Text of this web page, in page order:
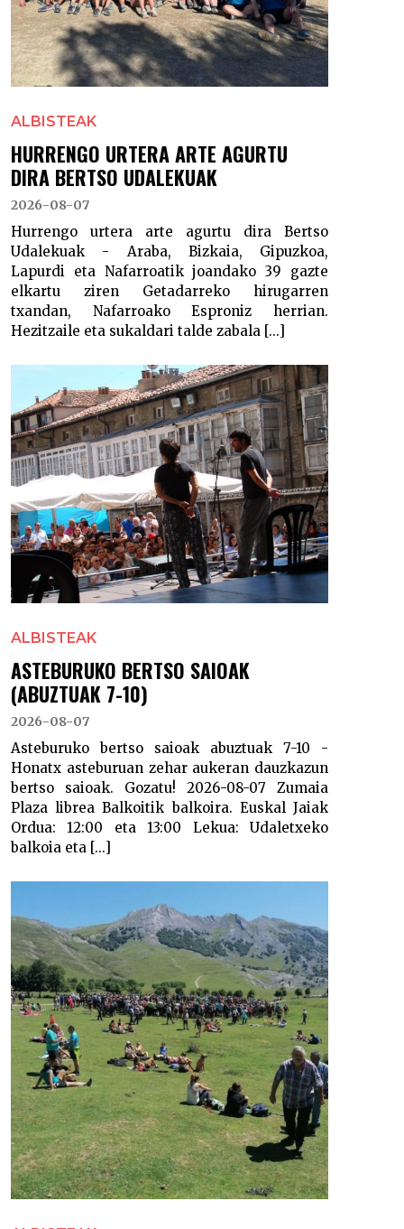
ALBISTEAK
HURRENGO URTERA ARTE AGURTU
DIRA BERTSO UDALEKUAK
2026-08-07
Hurrengo urtera arte agurtu dira Bertso
Udalekuak - Araba, Bizkaia, Gipuzkoa,
Lapurdi eta Nafarroatik joandako 39 gazte
elkartu ziren Getadarreko hirugarren
txandan, Nafarroako Esproniz herrian.
Hezitzaile eta sukaldari talde zabala [...]
ALBISTEAK
ASTEBURUKO BERTSO SAIOAK
(ABUZTUAK 7-10)
2026-08-07
Asteburuko bertso saioak abuztuak 7-10 -
Honatx asteburuan zehar aukeran dauzkazun
bertso saioak. Gozatu! 2026-08-07 Zumaia
Plaza librea Balkoitik balkoira. Euskal Jaiak
Ordua: 12:00 eta 13:00 Lekua: Udaletxeko
balkoia eta [...]